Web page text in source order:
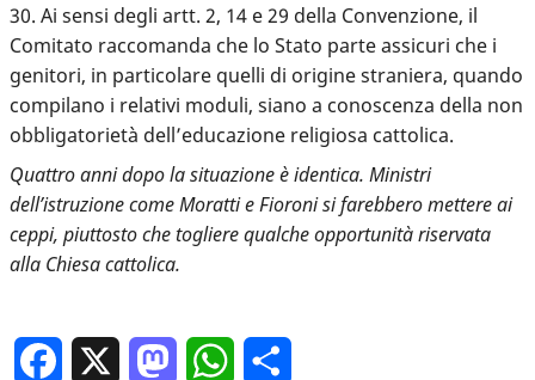
30. Ai sensi degli artt. 2, 14 e 29 della Convenzione, il
Comitato raccomanda che lo Stato parte assicuri che i
genitori, in particolare quelli di origine straniera, quando
compilano i relativi moduli, siano a conoscenza della non
obbligatorietà dell’educazione religiosa cattolica.
Quattro anni dopo la situazione è identica. Ministri
dell’istruzione come Moratti e Fioroni si farebbero mettere ai
ceppi, piuttosto che togliere qualche opportunità riservata
alla Chiesa cattolica.
Facebook MastodonWhatsApp